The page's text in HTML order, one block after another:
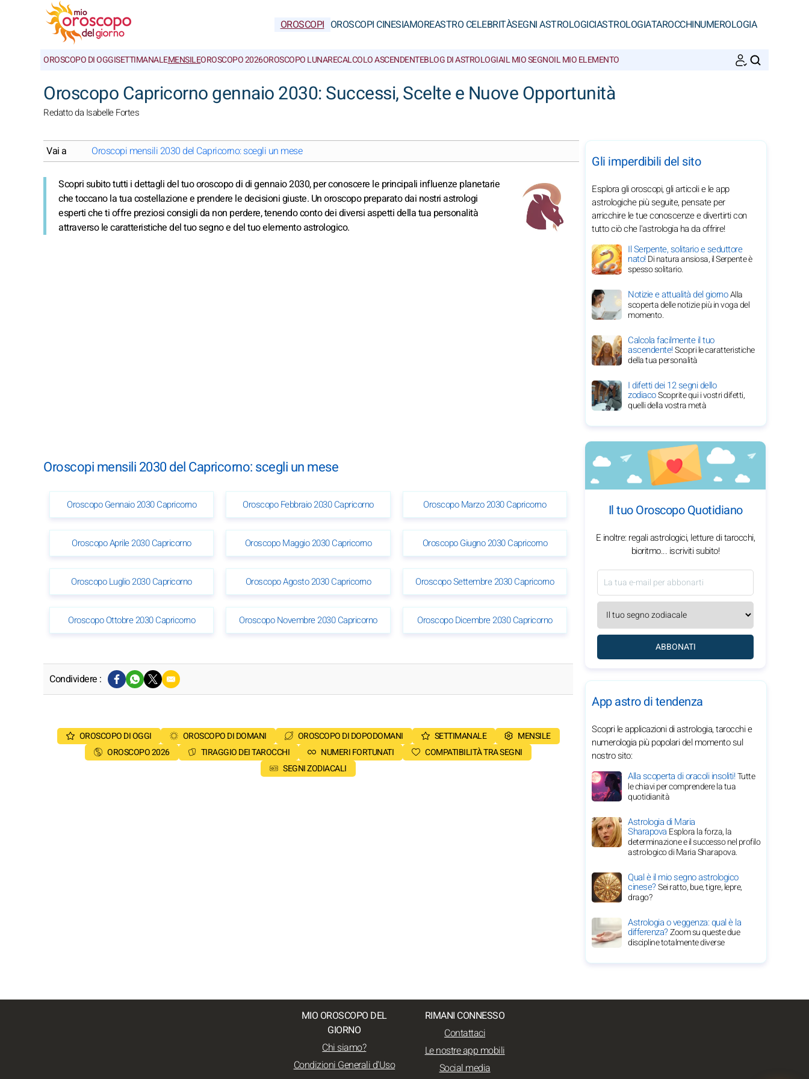
OROSCOPI OROSCOPI CINESIAMOREASTRO CELEBRITÀSEGNI ASTROLOGICIASTROLOGIATAROCCHINUMEROLOGIA
OROSCOPO DI OGGISETTIMANALEMENSILEOROSCOPO 2026OROSCOPO LUNARECALCOLO ASCENDENTEBLOG DI ASTROLOGIAIL MIO SEGNOIL MIO ELEMENTO
Oroscopo Capricorno gennaio 2030: Successi, Scelte e Nuove Opportunità
Redatto da Isabelle Fortes
Vai a Oroscopi mensili 2030 del Capricorno: scegli un mese
Scopri subito tutti i dettagli del tuo oroscopo di di gennaio 2030, per conoscere le principali influenze planetarie
che toccano la tua costellazione e prendere le decisioni giuste. Un oroscopo preparato dai nostri astrologi
esperti che ti offre preziosi consigli da non perdere, tenendo conto dei diversi aspetti della tua personalità
attraverso le caratteristiche del tuo segno e del tuo elemento astrologico.
Oroscopi mensili 2030 del Capricorno: scegli un mese
Oroscopo Gennaio 2030 Capricorno Oroscopo Febbraio 2030 Capricorno Oroscopo Marzo 2030 Capricorno
Oroscopo Aprile 2030 Capricorno Oroscopo Maggio 2030 Capricorno Oroscopo Giugno 2030 Capricorno
Oroscopo Luglio 2030 Capricorno Oroscopo Agosto 2030 Capricorno Oroscopo Settembre 2030 Capricorno
Oroscopo Ottobre 2030 Capricorno Oroscopo Novembre 2030 Capricorno Oroscopo Dicembre 2030 Capricorno
Condividere :
OROSCOPO DI OGGI OROSCOPO DI DOMANI OROSCOPO DI DOPODOMANI SETTIMANALE
MENSILE
OROSCOPO 2026
TIRAGGIO DEI TAROCCHI NUMERI FORTUNATI
COMPATIBILITÀ TRA SEGNI
SEGNI ZODIACALI
Gli imperdibili del sito
Esplora gli oroscopi, gli articoli e le app
astrologiche più seguite, pensate per
arricchire le tue conoscenze e divertirti con
tutto ciò che l'astrologia ha da offrire!
Il Serpente, solitario e seduttore
nato!Di natura ansiosa, il Serpente è
spesso solitario.
Notizie e attualità del giornoAlla
scoperta delle notizie più in voga del
momento.
Calcola facilmente il tuo
ascendente!Scopri le caratteristiche
della tua personalità
I difetti dei 12 segni dello
zodiacoScoprite qui i vostri difetti,
quelli della vostra metà
Il tuo Oroscopo Quotidiano
E inoltre: regali astrologici, letture di tarocchi,
bioritmo... iscriviti subito!
ABBONATI
App astro di tendenza
Scopri le applicazioni di astrologia, tarocchi e
numerologia più popolari del momento sul
nostro sito:
Alla scoperta di oracoli insoliti!Tutte
le chiavi per comprendere la tua
quotidianità
Astrologia di Maria
Sharapova Esplora la forza, la
determinazione e il successo nel profilo
astrologico di Maria Sharapova.
Qual è il mio segno astrologico
cinese?Sei ratto, bue, tigre, lepre,
drago?
Astrologia o veggenza: qual è la
differenza?Zoom su queste due
discipline totalmente diverse
MIO OROSCOPO DEL
GIORNO
Chi siamo?
Condizioni Generali d'Uso
RIMANI CONNESSO
Contattaci
Le nostre app mobili
Social media